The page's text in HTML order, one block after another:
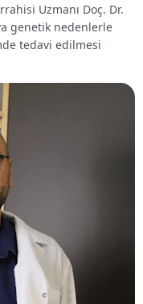
Uzmanı Doç. Dr.
genetik nedenlerle
tedavi edilmesi